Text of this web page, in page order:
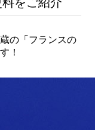
の「フランスの
！